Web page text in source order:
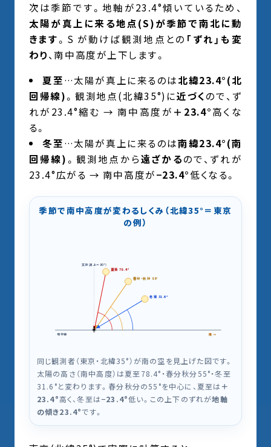
次は季節です。地軸が23.4°傾いているため、
太陽が真上に来る地点(S)が季節で南北に動
きます。S が動けば観測地点との 「ずれ」も変
わり、南中高度が上下します。
夏至…太陽が真上に来るのは北緯23.4°(北
回帰線)。観測地点(北緯35°)に近づくので、ず
れが23.4°縮む → 南中高度が ＋23.4°高くな
る。
冬至…太陽が真上に来るのは南緯23.4°(南
回帰線)。観測地点から遠ざかるので、ずれが
23.4°広がる → 南中高度が−23.4°低くなる。
季節で南中高度が変わるしくみ（北緯35°＝東京
の例）
地平線 南 →
天頂（真上＝90°）
夏至 78.4°
春分・秋分 55°
冬至 31.6°
🧍
同じ観測者（東京・北緯35°）が南の空を見上げた図です。
太陽の高さ（南中高度）は夏至78.4°・春分秋分55°・冬至
31.6°と変わります。春分秋分の55°を中心に、夏至は ＋
23.4°高く、冬至は−23.4°低い。この上下のずれが地軸
の傾き23.4°です。